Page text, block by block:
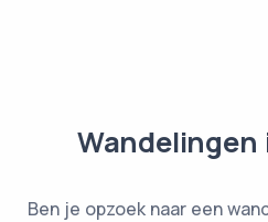
Ben je opzoek naar een